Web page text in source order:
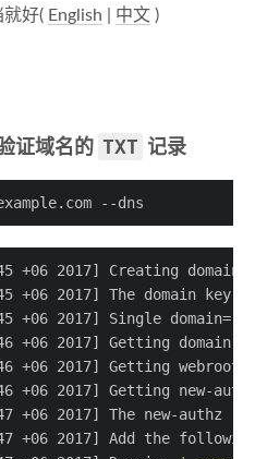
就好( English 中文 )
证域名的 TXT 记录
--dns
+06 2017] Creating domain
+06 2017] The domain key
+06 2017] Single domain=
+06 2017] Getting domain
+06 2017] Getting webroot
+06 2017] Getting new-
+06 2017] The new-authz
+06 2017] Add the